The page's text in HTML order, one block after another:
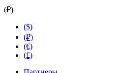
(₽)
($)
(₽)
(€)
(£)